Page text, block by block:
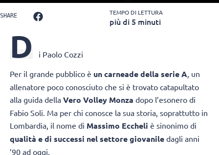
SHARE TEMPO DI LETTURA
più di 5 minuti
D i Paolo Cozzi
Per il grande pubblico è un carneade della serie A, un
allenatore poco conosciuto che si è trovato catapultato
alla guida della Vero Volley Monza dopo l’esonero di
Fabio Soli. Ma per chi conosce la sua storia, soprattutto in
Lombardia, il nome di Massimo Eccheli è sinonimo di
qualità e di successi nel settore giovanile dagli anni
’90 ad oggi.